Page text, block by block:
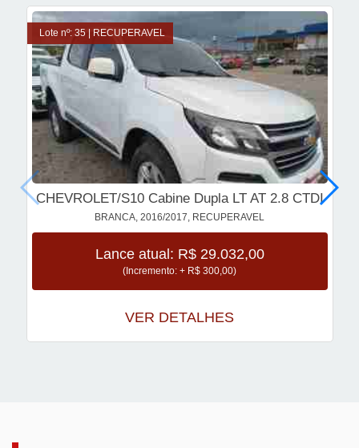
Lote nº: 35 | RECUPERAVEL
CHEVROLET/S10 Cabine Dupla LT AT 2.8 CTDI
BRANCA, 2016/2017, RECUPERAVEL
Lance atual: R$ 29.032,00
(Incremento: + R$ 300,00)
VER DETALHES